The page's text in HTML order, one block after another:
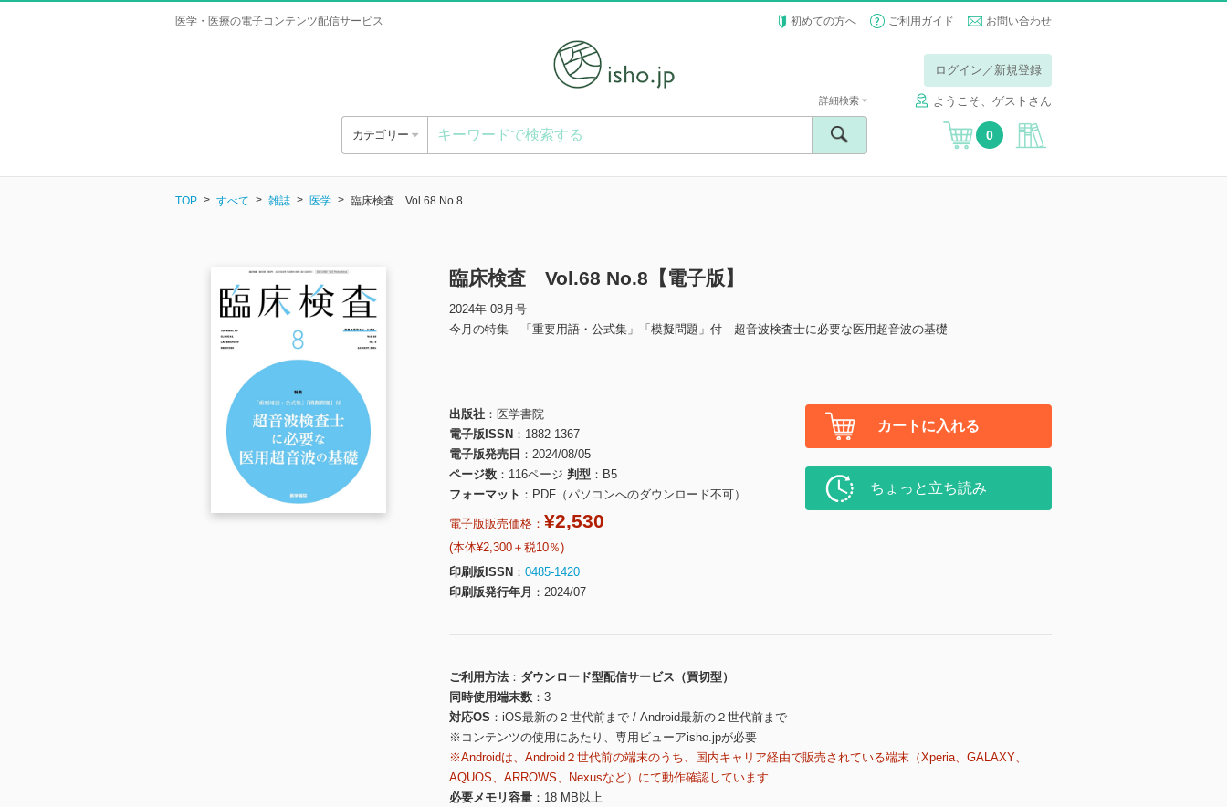
医学・医療の電子コンテンツ配信サービス 初めての方へ ご利用ガイド お問い合わせ
ログイン／新規登録
ようこそ、ゲストさん
カテゴリー
詳細検索
0
TOP すべて 雑誌 医学 臨床検査 Vol.68 No.8
臨床検査 Vol.68 No.8【電子版】
2024年 08月号
今月の特集 「重要用語・公式集」「模擬問題」付 超音波検査士に必要な医用超音波の基礎
出版社
医学書院
電子版ISSN
1882-1367
電子版発売日
2024/08/05
ページ数
116ページ 判型
B5
フォーマット
PDF（パソコンへのダウンロード不可）
電子版販売価格： ¥2,530
(本体¥2,300＋税10％)
印刷版ISSN
0485-1420
印刷版発行年月
2024/07
カートに入れる
ちょっと立ち読み
ご利用方法
ダウンロード型配信サービス（買切型）
同時使用端末数
3
対応OS
iOS最新の２世代前まで / Android最新の２世代前まで
※コンテンツの使用にあたり、専用ビューアisho.jpが必要
※Androidは、Android２世代前の端末のうち、国内キャリア経由で販売されている端末（Xperia、GALAXY、
AQUOS、ARROWS、Nexusなど）にて動作確認しています
必要メモリ容量
18 MB以上